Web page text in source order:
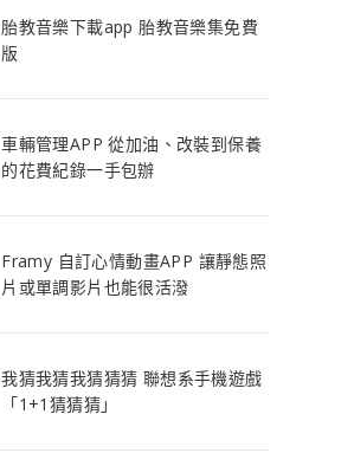
胎教音樂下載app 胎教音樂集免費
版
車輛管理APP 從加油、改裝到保養
的花費紀錄一手包辦
Framy 自訂心情動畫APP 讓靜態照
片或單調影片也能很活潑
我猜我猜我猜猜猜 聯想系手機遊戲
「1+1猜猜猜」